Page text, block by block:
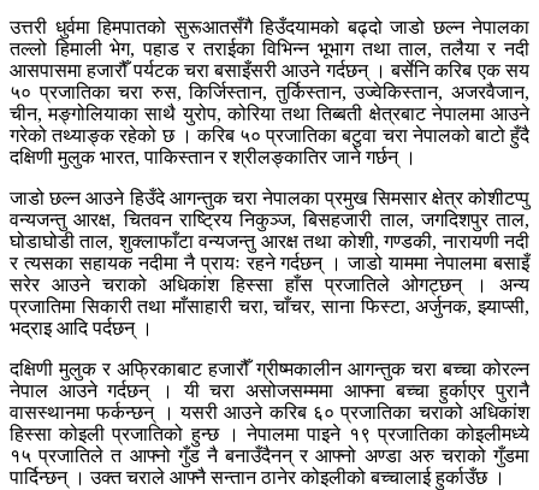
उत्तरी धुर्वमा हिमपातको सुरूआतसँगै हिउँदयामको बढ्दो जाडो छल्न नेपालका
तल्लो हिमाली भेग, पहाड र तराईका विभिन्न भूभाग तथा ताल, तलैया र नदी
आसपासमा हजारौँ पर्यटक चरा बसाइँसरी आउने गर्दछन् । बर्सेनि करिब एक सय
५० प्रजातिका चरा रुस, किर्जिस्तान, तुर्किस्तान, उज्वेकिस्तान, अजरवैजान,
चीन, मङ्गोलियाका साथै युरोप, कोरिया तथा तिब्बती क्षेत्रबाट नेपालमा आउने
गरेको तथ्याङ्क रहेको छ । करिब ५० प्रजातिका बटुवा चरा नेपालको बाटो हुँदै
दक्षिणी मुलुक भारत, पाकिस्तान र श्रीलङ्कातिर जाने गर्छन् ।
जाडो छल्न आउने हिउँदे आगन्तुक चरा नेपालका प्रमुख सिमसार क्षेत्र कोशीटप्पु
वन्यजन्तु आरक्ष, चितवन राष्ट्रिय निकुञ्ज, बिसहजारी ताल, जगदिशपुर ताल,
घोडाघोडी ताल, शुक्लाफाँटा वन्यजन्तु आरक्ष तथा कोशी, गण्डकी, नारायणी नदी
र त्यसका सहायक नदीमा नै प्रायः रहने गर्दछन् । जाडो याममा नेपालमा बसाइँ
सरेर आउने चराको अधिकांश हिस्सा हाँस प्रजातिले ओगट्छन् । अन्य
प्रजातिमा सिकारी तथा माँसाहारी चरा, चाँचर, साना फिस्टा, अर्जुनक, झ्याप्सी,
भद्राइ आदि पर्दछन् ।
दक्षिणी मुलुक र अफ्रिकाबाट हजारौँ ग्रीष्मकालीन आगन्तुक चरा बच्चा कोरल्न
नेपाल आउने गर्दछन् । यी चरा असोजसम्ममा आफ्ना बच्चा हुर्काएर पुरानै
वासस्थानमा फर्कन्छन् । यसरी आउने करिब ६० प्रजातिका चराको अधिकांश
हिस्सा कोइली प्रजातिको हुन्छ । नेपालमा पाइने १९ प्रजातिका कोइलीमध्ये
१५ प्रजातिले त आफ्नो गुँड नै बनाउँदैनन् र आफ्नो अण्डा अरु चराको गुँडमा
पार्दिन्छन् । उक्त चराले आफ्नै सन्तान ठानेर कोइलीको बच्चालाई हुर्काउँछ ।